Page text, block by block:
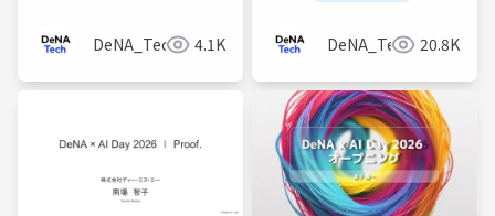
テム基盤の変遷
DeNA_Tech 4.1K DeNA_Tech 20.8K